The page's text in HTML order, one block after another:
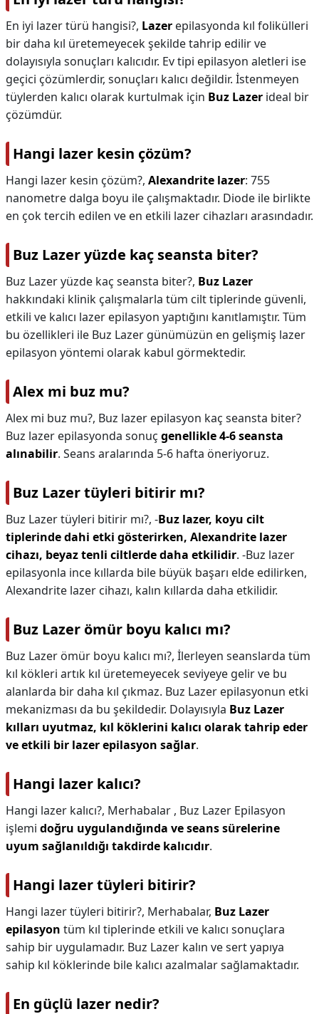
En iyi lazer türü hangisi?, Lazer epilasyonda kıl folikülleri
bir daha kıl üretemeyecek şekilde tahrip edilir ve
dolayısıyla sonuçları kalıcıdır. Ev tipi epilasyon aletleri ise
geçici çözümlerdir, sonuçları kalıcı değildir. İstenmeyen
tüylerden kalıcı olarak kurtulmak için Buz Lazer ideal bir
çözümdür.
Hangi lazer kesin çözüm?
Hangi lazer kesin çözüm?, Alexandrite lazer: 755
nanometre dalga boyu ile çalışmaktadır. Diode ile birlikte
en çok tercih edilen ve en etkili lazer cihazları arasındadır.
Buz Lazer yüzde kaç seansta biter?
Buz Lazer yüzde kaç seansta biter?, Buz Lazer
hakkındaki klinik çalışmalarla tüm cilt tiplerinde güvenli,
etkili ve kalıcı lazer epilasyon yaptığını kanıtlamıştır. Tüm
bu özellikleri ile Buz Lazer günümüzün en gelişmiş lazer
epilasyon yöntemi olarak kabul görmektedir.
Alex mi buz mu?
Alex mi buz mu?, Buz lazer epilasyon kaç seansta biter?
Buz lazer epilasyonda sonuç genellikle 4-6 seansta
alınabilir. Seans aralarında 5-6 hafta öneriyoruz.
Buz Lazer tüyleri bitirir mı?
Buz Lazer tüyleri bitirir mı?, -Buz lazer, koyu cilt
tiplerinde dahi etki gösterirken, Alexandrite lazer
cihazı, beyaz tenli ciltlerde daha etkilidir. -Buz lazer
epilasyonla ince kıllarda bile büyük başarı elde edilirken,
Alexandrite lazer cihazı, kalın kıllarda daha etkilidir.
Buz Lazer ömür boyu kalıcı mı?
Buz Lazer ömür boyu kalıcı mı?, İlerleyen seanslarda tüm
kıl kökleri artık kıl üretemeyecek seviyeye gelir ve bu
alanlarda bir daha kıl çıkmaz. Buz Lazer epilasyonun etki
mekanizması da bu şekildedir. Dolayısıyla Buz Lazer
kılları uyutmaz, kıl köklerini kalıcı olarak tahrip eder
ve etkili bir lazer epilasyon sağlar.
Hangi lazer kalıcı?
Hangi lazer kalıcı?, Merhabalar , Buz Lazer Epilasyon
işlemi doğru uygulandığında ve seans sürelerine
uyum sağlanıldığı takdirde kalıcıdır.
Hangi lazer tüyleri bitirir?
Hangi lazer tüyleri bitirir?, Merhabalar, Buz Lazer
epilasyon tüm kıl tiplerinde etkili ve kalıcı sonuçlara
sahip bir uygulamadır. Buz Lazer kalın ve sert yapıya
sahip kıl köklerinde bile kalıcı azalmalar sağlamaktadır.
En güçlü lazer nedir?